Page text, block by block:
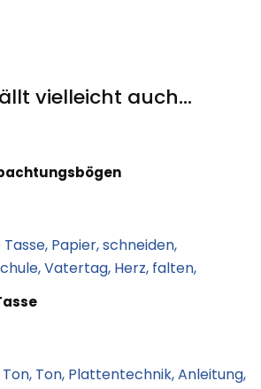
vielleicht auch...